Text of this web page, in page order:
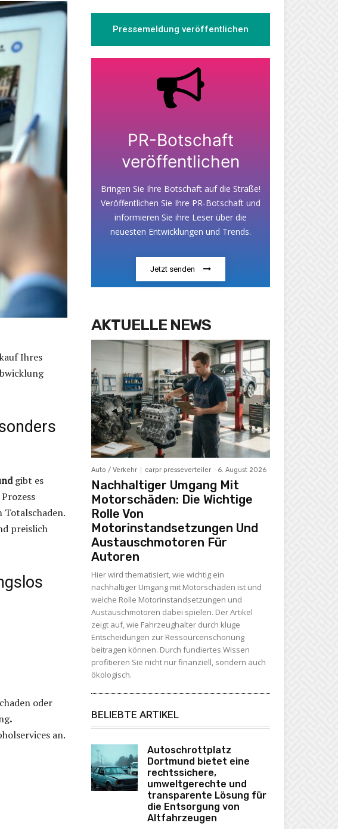
Ihres
gibt es
Totalschaden.
preislich
oder
.
an.
Pressemeldung veröffentlichen
PR-Botschaft
veröffentlichen
Bringen Sie Ihre Botschaft auf die Straße!
Veröffentlichen Sie Ihre PR-Botschaft und
informieren Sie ihre Leser über die
neuesten Entwicklungen und Trends.
Jetzt senden
AKTUELLE NEWS
Auto / Verkehr carpr presseverteiler - 6. August 2026
Nachhaltiger Umgang Mit
Motorschäden: Die Wichtige
Rolle Von
Motorinstandsetzungen Und
Austauschmotoren Für
Autoren
Hier wird thematisiert, wie wichtig ein
nachhaltiger Umgang mit Motorschäden ist und
welche Rolle Motorinstandsetzungen und
Austauschmotoren dabei spielen. Der Artikel
zeigt auf, wie Fahrzeughalter durch kluge
Entscheidungen zur Ressourcenschonung
beitragen können. Durch fundiertes Wissen
profitieren Sie nicht nur finanziell, sondern auch
ökologisch.
BELIEBTE ARTIKEL
Autoschrottplatz
Dortmund bietet eine
rechtssichere,
umweltgerechte und
transparente Lösung für
die Entsorgung von
Altfahrzeugen